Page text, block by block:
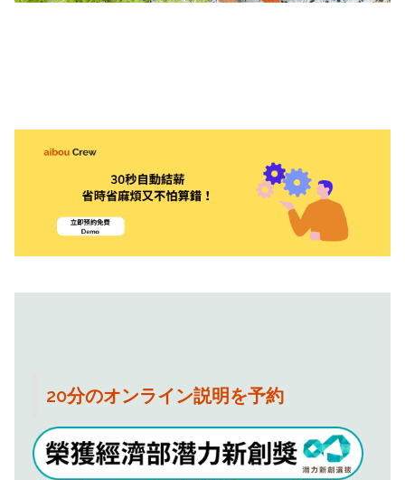
20分のオンライン説明を予約
人事管理を仕組みに任せ、現場
の手間と不安を減らします。
見えなかった人件費のムダを可
視化し、利益に変えます。